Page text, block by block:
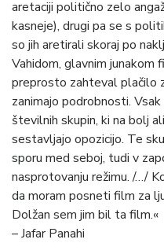
aretaciji politično zelo
kasneje), drugi pa se s
so jih aretirali skoraj po
Vahidom, glavnim junakom
preprosto zahteval plačilo
zanimajo podrobnosti.
številnih skupin, ki na bolj
sestavljajo opozicijo. Te
sporu med seboj, tudi v
nasprotovanju režimu. /…/
da moram posneti film za
Dolžan sem jim bil ta film.«
– Jafar Panahi